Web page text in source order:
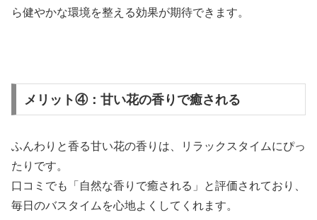
ら健やかな環境を整える効果が期待できます。
メリット④：甘い花の香りで癒される
ふんわりと香る甘い花の香りは、リラックスタイムにぴっ
たりです。
口コミでも「自然な香りで癒される」と評価されており、
毎日のバスタイムを心地よくしてくれます。